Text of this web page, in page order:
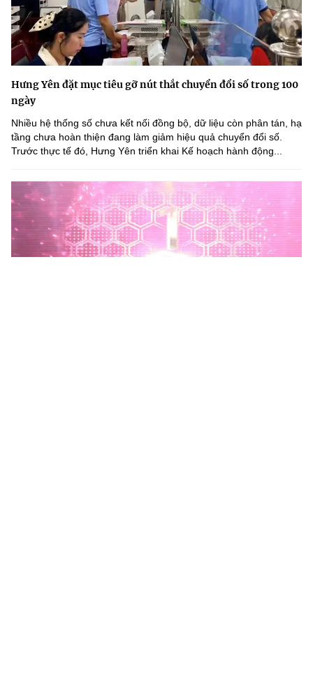
Hưng Yên đặt mục tiêu gỡ nút thắt chuyển đổi số trong 100
ngày
Nhiều hệ thống số chưa kết nối đồng bộ, dữ liệu còn phân tán, hạ
tầng chưa hoàn thiện đang làm giảm hiệu quả chuyển đổi số.
Trước thực tế đó, Hưng Yên triển khai Kế hoạch hành động...